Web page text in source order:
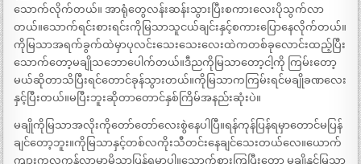
သောက်လိုက်တယ်။ အာရုံတွေလန်းဆန်းသွားပြီးစကားလေးပိုသွက်လာ
တယ်။သောက်ရင်းစားရင်းကိုမြသာသူငယ်ချင်းနှင့်စကားပြောနေလိုက်တယ်။
ကိုမြသာအရက်ခွက်ထဲမှာပုလင်းသေးသေးလေးထဲကတစ်ခုလောင်းထည့်ပြီး
သောက်တော့မချိုသဘောပေါက်တယ်။ဒီညကိုမြသာတော့ငါ့ကို ကြမ်းတော့
မယ်ဆိုတာသိပြီးရင်တောင်ခုန်သွားတယ်။ကိုမြသာကကြမ်းရင်မချိုခဏလေး
နှင့်ပြီးတယ်။မပြီးဘူးဆိုတာတောင်နှစ်ကြိမ်အနည်းဆုံးပဲ။
မချိုကိုမြသာအလိုးကိုတော်တော်လေးစွဲနေပါပြီ။ရန်ကုန်ပြန်ရမှာတောင်မပြန်
ချင်တော့ဘူး။ကိုမြသာနှင့်တစ်လကိုးသီတင်းနေချင်သေးတယ်လေ။ယောက်
ကျားကလကုန်လာမှာမို့သာပြန်ရမှာပါ။သောက်စားကြပြီးတော့ မချိုနှင့်မြသာ